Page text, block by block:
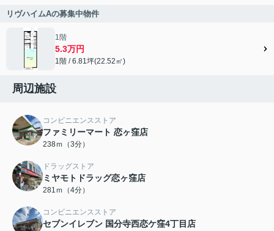
リヴハイムAの募集中物件
1階
5.3万円
1階 / 6.81坪(22.52㎡)
周辺施設
コンビニエンスストア
ファミリーマート 恋ヶ窪店
238ｍ（3分）
ドラッグストア
ミヤモトドラッグ恋ヶ窪店
281ｍ（4分）
コンビニエンスストア
セブンイレブン 国分寺西恋ケ窪4丁目店